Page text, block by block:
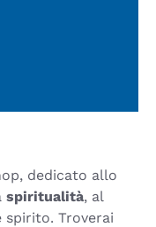
dedicato allo
spiritualità, al
Troverai